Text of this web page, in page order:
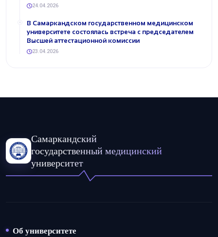
24.04.2026
В Самаркандском государственном медицинском
университете состоялась встреча с председателем
Высшей аттестационной комиссии
23.04.2026
Самаркандский
государственный медицинский
университет
Об университете